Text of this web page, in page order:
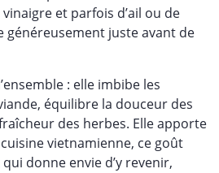
et parfois d’ail ou de
généreusement juste avant de
: elle imbibe les
équilibre la douceur des
des herbes. Elle apporte
vietnamienne, ce goût
donne envie d’y revenir,